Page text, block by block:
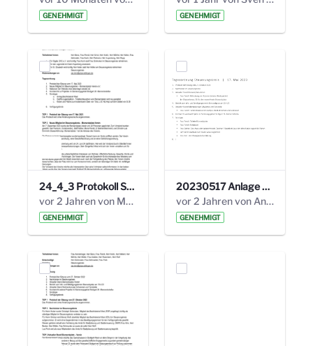
GENEHMIGT GENEHMIGT
24_4_3 Protokoll Steuerungskreis.pdf
vor 2 Jahren von Marcel Eckert
GENEHMIGT
20230517 Anlage 1_35. Steuerungskreis.pdf
vor 2 Jahren von Anni Schlumberger
GENEHMIGT